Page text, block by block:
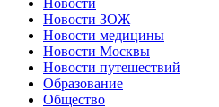
Новости
Новости ЗОЖ
Новости медицины
Новости Москвы
Новости путешествий
Образование
Общество